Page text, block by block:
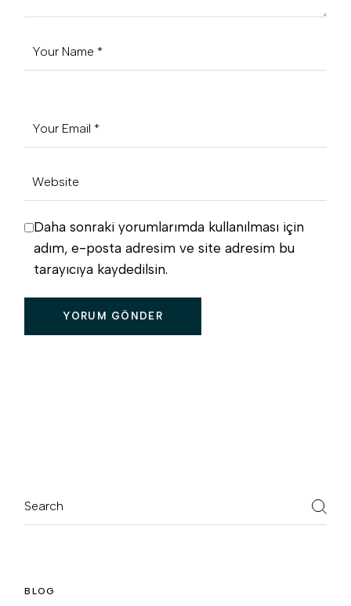
Daha sonraki yorumlarımda kullanılması için
adım, e-posta adresim ve site adresim bu
tarayıcıya kaydedilsin.
YORUM GÖNDER
BLOG